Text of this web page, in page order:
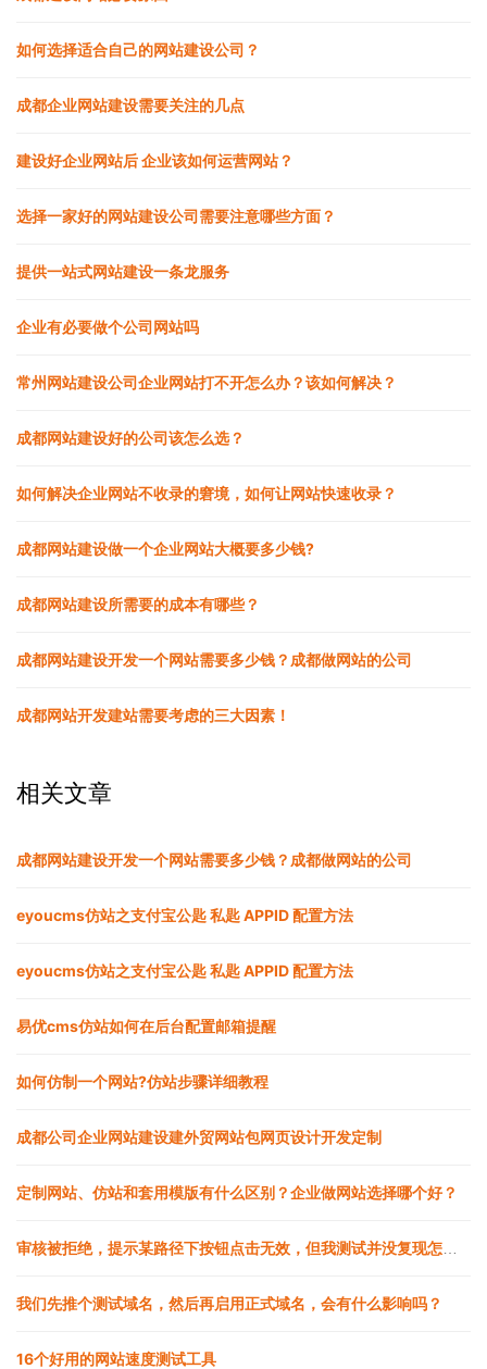
如何选择适合自己的网站建设公司？
成都企业网站建设需要关注的几点
建设好企业网站后 企业该如何运营网站？
选择一家好的网站建设公司需要注意哪些方面？
提供一站式网站建设一条龙服务
企业有必要做个公司网站吗
常州网站建设公司企业网站打不开怎么办？该如何解决？
成都网站建设好的公司该怎么选？
如何解决企业网站不收录的窘境，如何让网站快速收录？
成都网站建设做一个企业网站大概要多少钱?
成都网站建设所需要的成本有哪些？
成都网站建设开发一个网站需要多少钱？成都做网站的公司
成都网站开发建站需要考虑的三大因素！
相关文章
成都网站建设开发一个网站需要多少钱？成都做网站的公司
eyoucms仿站之支付宝公匙 私匙 APPID 配置方法
eyoucms仿站之支付宝公匙 私匙 APPID 配置方法
易优cms仿站如何在后台配置邮箱提醒
如何仿制一个网站?仿站步骤详细教程
成都公司企业网站建设建外贸网站包网页设计开发定制
定制网站、仿站和套用模版有什么区别？企业做网站选择哪个好？
我们先推个测试域名，然后再启用正式域名，会有什么影响吗？
16个好用的网站速度测试工具